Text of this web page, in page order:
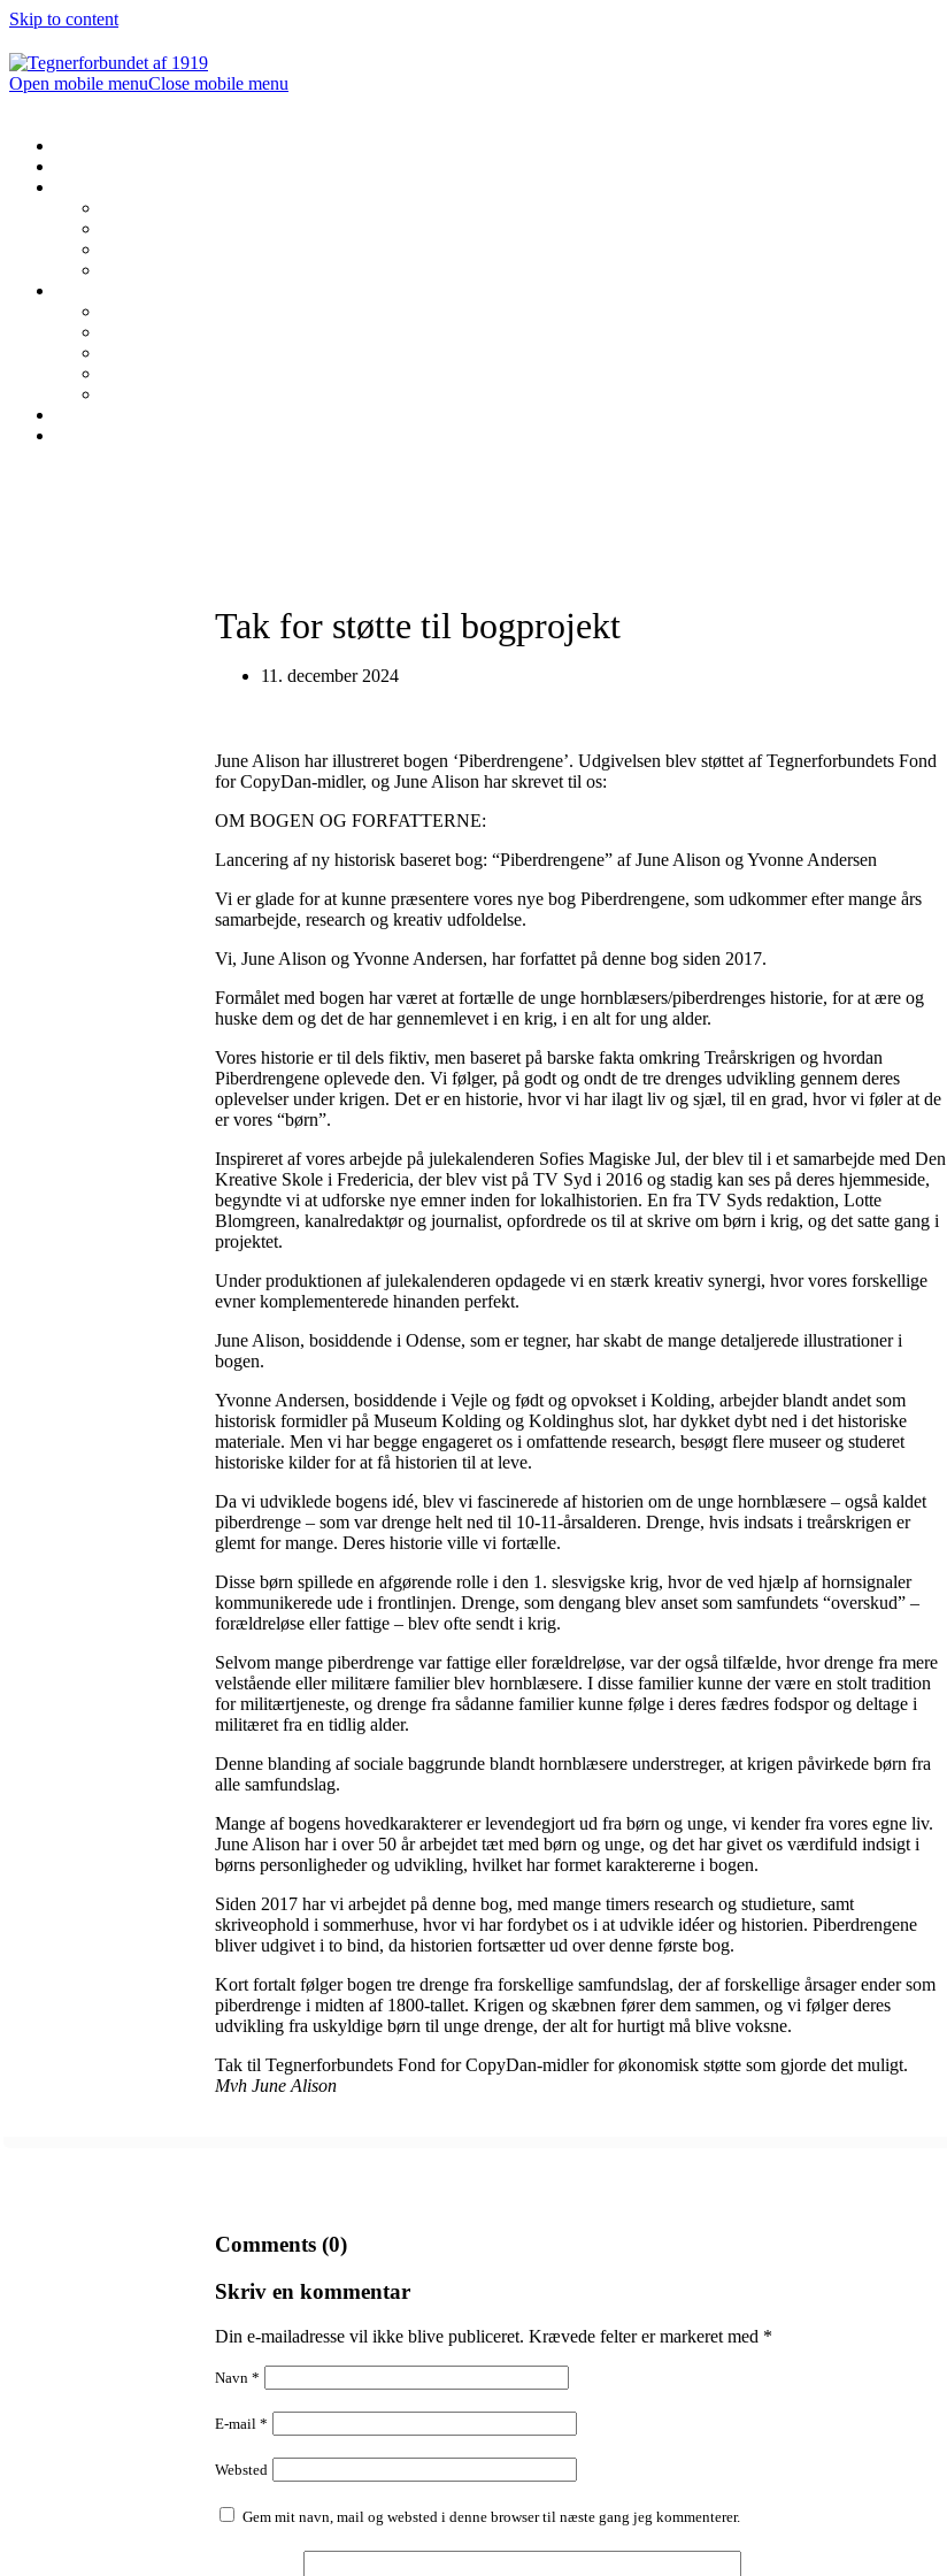
Skip to content
Open mobile menuClose mobile menu
Tak for støtte til bogprojekt
11. december 2024
June Alison har illustreret bogen ‘Piberdrengene’. Udgivelsen blev støttet af Tegnerforbundets Fond
for CopyDan-midler, og June Alison har skrevet til os:
OM BOGEN OG FORFATTERNE:
Lancering af ny historisk baseret bog: “Piberdrengene” af June Alison og Yvonne Andersen
Vi er glade for at kunne præsentere vores nye bog Piberdrengene, som udkommer efter mange års
samarbejde, research og kreativ udfoldelse.
Vi, June Alison og Yvonne Andersen, har forfattet på denne bog siden 2017.
Formålet med bogen har været at fortælle de unge hornblæsers/piberdrenges historie, for at ære og
huske dem og det de har gennemlevet i en krig, i en alt for ung alder.
Vores historie er til dels fiktiv, men baseret på barske fakta omkring Treårskrigen og hvordan
Piberdrengene oplevede den. Vi følger, på godt og ondt de tre drenges udvikling gennem deres
oplevelser under krigen. Det er en historie, hvor vi har ilagt liv og sjæl, til en grad, hvor vi føler at de
er vores “børn”.
Inspireret af vores arbejde på julekalenderen Sofies Magiske Jul, der blev til i et samarbejde med Den
Kreative Skole i Fredericia, der blev vist på TV Syd i 2016 og stadig kan ses på deres hjemmeside,
begyndte vi at udforske nye emner inden for lokalhistorien. En fra TV Syds redaktion, Lotte
Blomgreen, kanalredaktør og journalist, opfordrede os til at skrive om børn i krig, og det satte gang i
projektet.
Under produktionen af julekalenderen opdagede vi en stærk kreativ synergi, hvor vores forskellige
evner komplementerede hinanden perfekt.
June Alison, bosiddende i Odense, som er tegner, har skabt de mange detaljerede illustrationer i
bogen.
Yvonne Andersen, bosiddende i Vejle og født og opvokset i Kolding, arbejder blandt andet som
historisk formidler på Museum Kolding og Koldinghus slot, har dykket dybt ned i det historiske
materiale. Men vi har begge engageret os i omfattende research, besøgt flere museer og studeret
historiske kilder for at få historien til at leve.
Da vi udviklede bogens idé, blev vi fascinerede af historien om de unge hornblæsere – også kaldet
piberdrenge – som var drenge helt ned til 10-11-årsalderen. Drenge, hvis indsats i treårskrigen er
glemt for mange. Deres historie ville vi fortælle.
Disse børn spillede en afgørende rolle i den 1. slesvigske krig, hvor de ved hjælp af hornsignaler
kommunikerede ude i frontlinjen. Drenge, som dengang blev anset som samfundets “overskud” –
forældreløse eller fattige – blev ofte sendt i krig.
Selvom mange piberdrenge var fattige eller forældreløse, var der også tilfælde, hvor drenge fra mere
velstående eller militære familier blev hornblæsere. I disse familier kunne der være en stolt tradition
for militærtjeneste, og drenge fra sådanne familier kunne følge i deres fædres fodspor og deltage i
militæret fra en tidlig alder.
Denne blanding af sociale baggrunde blandt hornblæsere understreger, at krigen påvirkede børn fra
alle samfundslag.
Mange af bogens hovedkarakterer er levendegjort ud fra børn og unge, vi kender fra vores egne liv.
June Alison har i over 50 år arbejdet tæt med børn og unge, og det har givet os værdifuld indsigt i
børns personligheder og udvikling, hvilket har formet karaktererne i bogen.
Siden 2017 har vi arbejdet på denne bog, med mange timers research og studieture, samt
skriveophold i sommerhuse, hvor vi har fordybet os i at udvikle idéer og historien. Piberdrengene
bliver udgivet i to bind, da historien fortsætter ud over denne første bog.
Kort fortalt følger bogen tre drenge fra forskellige samfundslag, der af forskellige årsager ender som
piberdrenge i midten af 1800-tallet. Krigen og skæbnen fører dem sammen, og vi følger deres
udvikling fra uskyldige børn til unge drenge, der alt for hurtigt må blive voksne.
Tak til Tegnerforbundets Fond for CopyDan-midler for økonomisk støtte som gjorde det muligt.
Mvh June Alison
Comments (0)
Skriv en kommentar
Din e-mailadresse vil ikke blive publiceret. Krævede felter er markeret med *
Navn *
E-mail *
Websted
Gem mit navn, mail og websted i denne browser til næste gang jeg kommenterer.